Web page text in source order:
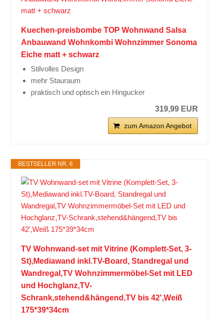
Kuechen-preisbombe TOP Wohnwand Salsa
Anbauwand Wohnkombi Wohnzimmer Sonoma
Eiche matt + schwarz
Stilvolles Design
mehr Stauraum
praktisch und optisch ein Hingucker
319,99 EUR
zum Amazon Angebot
BESTSELLER NR. 6
TV Wohnwand-set mit Vitrine (Komplett-Set, 3-
St),Mediawand inkl.TV-Board, Standregal und
Wandregal,TV Wohnzimmermöbel-Set mit LED
und Hochglanz,TV-
Schrank,stehend&hängend,TV bis 42',Weiß
175*39*34cm